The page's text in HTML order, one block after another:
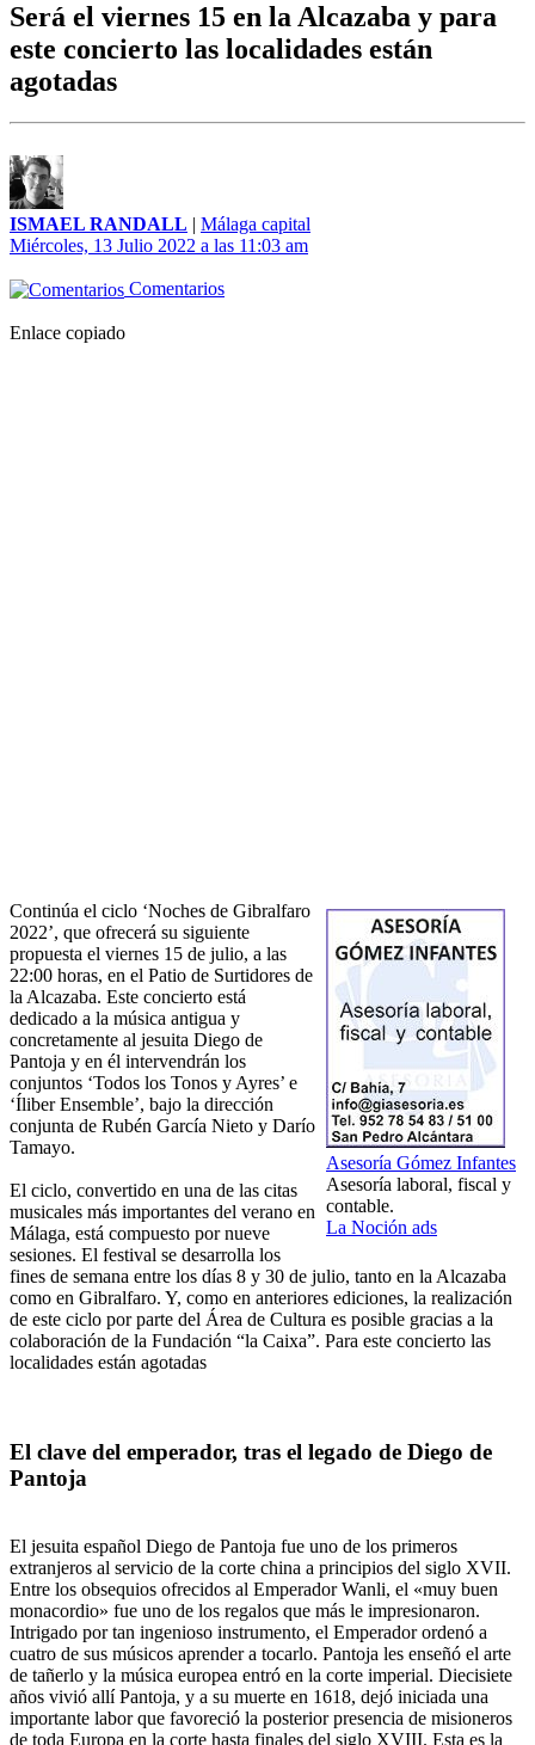
Será el viernes 15 en la Alcazaba y para
este concierto las localidades están
agotadas
ISMAEL RANDALL | Málaga capital
Miércoles, 13 Julio 2022 a las 11:03 am
Comentarios
Enlace copiado
Asesoría Gómez Infantes
Asesoría laboral, fiscal y
contable.
La Noción ads
Continúa el ciclo ‘Noches de Gibralfaro
2022’, que ofrecerá su siguiente
propuesta el viernes 15 de julio, a las
22:00 horas, en el Patio de Surtidores de
la Alcazaba. Este concierto está
dedicado a la música antigua y
concretamente al jesuita Diego de
Pantoja y en él intervendrán los
conjuntos ‘Todos los Tonos y Ayres’ e
‘Íliber Ensemble’, bajo la dirección
conjunta de Rubén García Nieto y Darío
Tamayo.
El ciclo, convertido en una de las citas
musicales más importantes del verano en
Málaga, está compuesto por nueve
sesiones. El festival se desarrolla los
fines de semana entre los días 8 y 30 de julio, tanto en la Alcazaba
como en Gibralfaro. Y, como en anteriores ediciones, la realización
de este ciclo por parte del Área de Cultura es posible gracias a la
colaboración de la Fundación “la Caixa”. Para este concierto las
localidades están agotadas
El clave del emperador, tras el legado de Diego de
Pantoja
El jesuita español Diego de Pantoja fue uno de los primeros
extranjeros al servicio de la corte china a principios del siglo XVII.
Entre los obsequios ofrecidos al Emperador Wanli, el «muy buen
monacordio» fue uno de los regalos que más le impresionaron.
Intrigado por tan ingenioso instrumento, el Emperador ordenó a
cuatro de sus músicos aprender a tocarlo. Pantoja les enseñó el arte
de tañerlo y la música europea entró en la corte imperial. Diecisiete
años vivió allí Pantoja, y a su muerte en 1618, dejó iniciada una
importante labor que favoreció la posterior presencia de misioneros
de toda Europa en la corte hasta finales del siglo XVIII. Esta es la